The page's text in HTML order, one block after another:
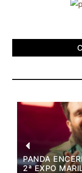
PANDA
2ª EXPO